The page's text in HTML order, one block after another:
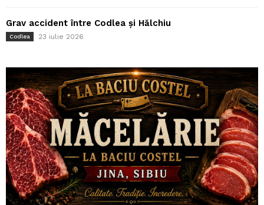
Grav accident între Codlea și Hălchiu
Codlea 23 iulie 2026